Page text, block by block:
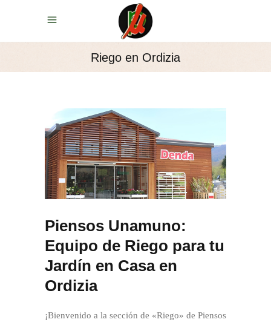
Riego en Ordizia
Piensos Unamuno:
Equipo de Riego para tu
Jardín en Casa en
Ordizia
¡Bienvenido a la sección de «Riego» de Piensos